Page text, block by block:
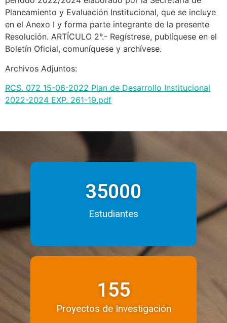
Planeamiento y Evaluación Institucional, que se incluye
en el Anexo I y forma parte integrante de la presente
Resolución. ARTÍCULO 2°.- Regístrese, publíquese en el
Boletín Oficial, comuníquese y archívese.
Archivos Adjuntos:
RCS. 072 15-06-2022 Plan de Desarrollo Institucional
2022-2024 EXP. 261-19.pdf
35000
Estudiantes
155
Proyectos de Investigación